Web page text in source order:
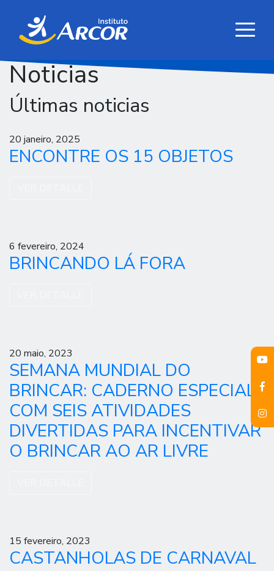
Noticias
Últimas noticias
20 janeiro, 2025
ENCONTRE OS 15 OBJETOS
6 fevereiro, 2024
BRINCANDO LÁ FORA
20 maio, 2023
SEMANA MUNDIAL DO
BRINCAR: CADERNO ESPECIAL
COM SEIS ATIVIDADES
DIVERTIDAS PARA INCENTIVAR
O BRINCAR AO AR LIVRE
15 fevereiro, 2023
CASTANHOLAS DE CARNAVAL